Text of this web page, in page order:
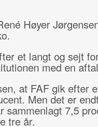
Høyer
et langt og sejt
med en
at FAF gik efter
Men det er
sammenlagt 7,5
tre år.